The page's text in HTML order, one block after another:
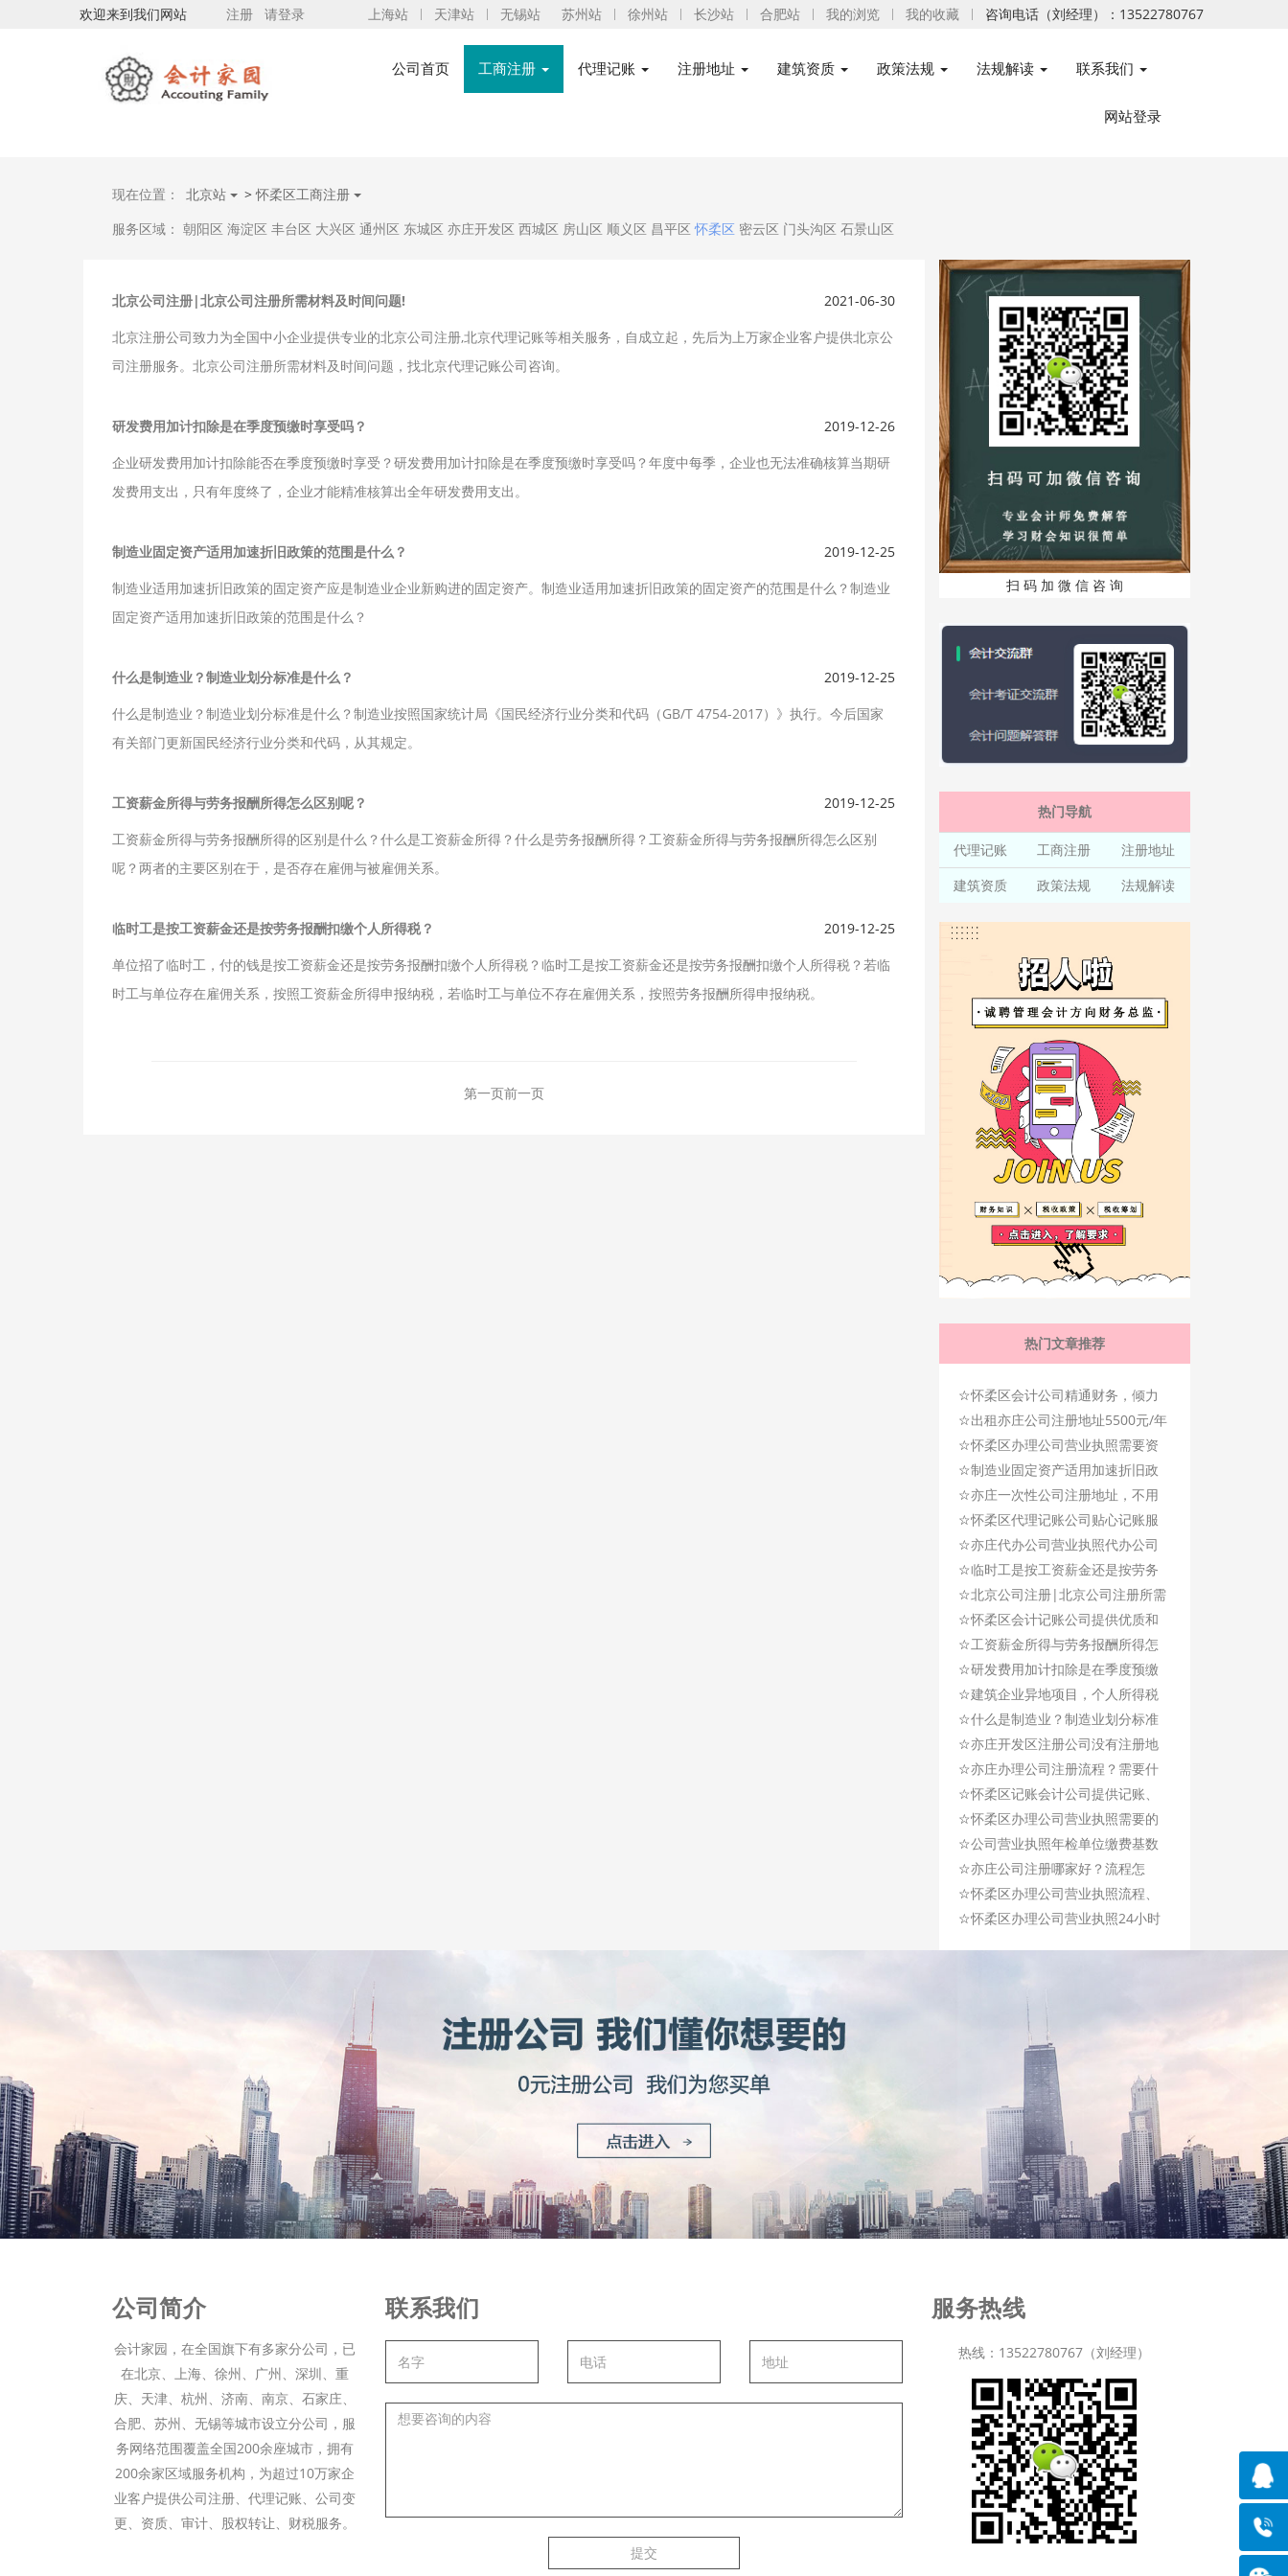
欢迎来到我们网站 注册 请登录 上海站 天津站 无锡站 苏州站 徐州站 长沙站 合肥站 我的浏览 我的收藏 咨询电话（刘经理）：13522780767
公司首页 工商注册 代理记账 注册地址 建筑资质 政策法规 法规解读 联系我们
网站登录
现在位置： 北京站 >怀柔区工商注册
服务区域： 朝阳区 海淀区 丰台区 大兴区 通州区 东城区 亦庄开发区 西城区 房山区 顺义区 昌平区 怀柔区 密云区 门头沟区 石景山区
北京公司注册|北京公司注册所需材料及时间问题!
2021-06-30
北京注册公司致力为全国中小企业提供专业的北京公司注册,北京代理记账等相关服务，自成立起，先后为上万家企业客户提供北京公
司注册服务。北京公司注册所需材料及时间问题，找北京代理记账公司咨询。
研发费用加计扣除是在季度预缴时享受吗？
2019-12-26
企业研发费用加计扣除能否在季度预缴时享受？研发费用加计扣除是在季度预缴时享受吗？年度中每季，企业也无法准确核算当期研
发费用支出，只有年度终了，企业才能精准核算出全年研发费用支出。
制造业固定资产适用加速折旧政策的范围是什么？
2019-12-25
制造业适用加速折旧政策的固定资产应是制造业企业新购进的固定资产。制造业适用加速折旧政策的固定资产的范围是什么？制造业
固定资产适用加速折旧政策的范围是什么？
什么是制造业？制造业划分标准是什么？
2019-12-25
什么是制造业？制造业划分标准是什么？制造业按照国家统计局《国民经济行业分类和代码（GB/T 4754-2017）》执行。今后国家
有关部门更新国民经济行业分类和代码，从其规定。
工资薪金所得与劳务报酬所得怎么区别呢？
2019-12-25
工资薪金所得与劳务报酬所得的区别是什么？什么是工资薪金所得？什么是劳务报酬所得？工资薪金所得与劳务报酬所得怎么区别
呢？两者的主要区别在于，是否存在雇佣与被雇佣关系。
临时工是按工资薪金还是按劳务报酬扣缴个人所得税？
2019-12-25
单位招了临时工，付的钱是按工资薪金还是按劳务报酬扣缴个人所得税？临时工是按工资薪金还是按劳务报酬扣缴个人所得税？若临
时工与单位存在雇佣关系，按照工资薪金所得申报纳税，若临时工与单位不存在雇佣关系，按照劳务报酬所得申报纳税。
第一页前一页
扫 码 加 微 信 咨 询
热门导航
代理记账 工商注册
注册地址
建筑资质
政策法规 法规解读
热门文章推荐
☆怀柔区会计公司精通财务，倾力
提供专业记账服务！
☆出租亦庄公司注册地址5500元/年
☆怀柔区办理公司营业执照需要资
料，时间仅需3天办完！
☆制造业固定资产适用加速折旧政
策的范围是什么？
☆亦庄一次性公司注册地址，不用
续费了!
☆怀柔区代理记账公司贴心记账服
务，让您省心放心！
☆亦庄代办公司营业执照代办公司
变更需要资料
☆临时工是按工资薪金还是按劳务
报酬扣缴个人所得税？
☆北京公司注册|北京公司注册所需
材料及时间问题!
☆怀柔区会计记账公司提供优质和
规范化的会计服务!
☆工资薪金所得与劳务报酬所得怎
么区别呢？
☆研发费用加计扣除是在季度预缴
时享受吗？
☆建筑企业异地项目，个人所得税
到底怎么交？
☆什么是制造业？制造业划分标准
是什么？
☆亦庄开发区注册公司没有注册地
址怎么办？
☆亦庄办理公司注册流程？需要什
么资料?
☆怀柔区记账会计公司提供记账、
工商注册综合服务！
☆怀柔区办理公司营业执照需要的
材料及时间!
☆公司营业执照年检单位缴费基数
怎么填？
☆亦庄公司注册哪家好？流程怎
样？
☆怀柔区办理公司营业执照流程、
时间、需要资料！
☆怀柔区办理公司营业执照24小时
公司简介
会计家园，在全国旗下有多家分公司，已
在北京、上海、徐州、广州、深圳、重
庆、天津、杭州、济南、南京、石家庄、
合肥、苏州、无锡等城市设立分公司，服
务网络范围覆盖全国200余座城市，拥有
200余家区域服务机构，为超过10万家企
业客户提供公司注册、代理记账、公司变
更、资质、审计、股权转让、财税服务。
联系我们
提交
服务热线
热线：13522780767（刘经理）